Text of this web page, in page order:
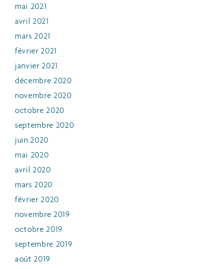
mai 2021
avril 2021
mars 2021
février 2021
janvier 2021
décembre 2020
novembre 2020
octobre 2020
septembre 2020
juin 2020
mai 2020
avril 2020
mars 2020
février 2020
novembre 2019
octobre 2019
septembre 2019
août 2019